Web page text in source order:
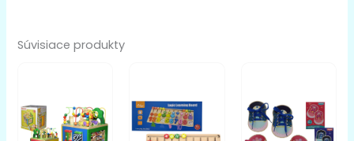
Súvisiace produkty